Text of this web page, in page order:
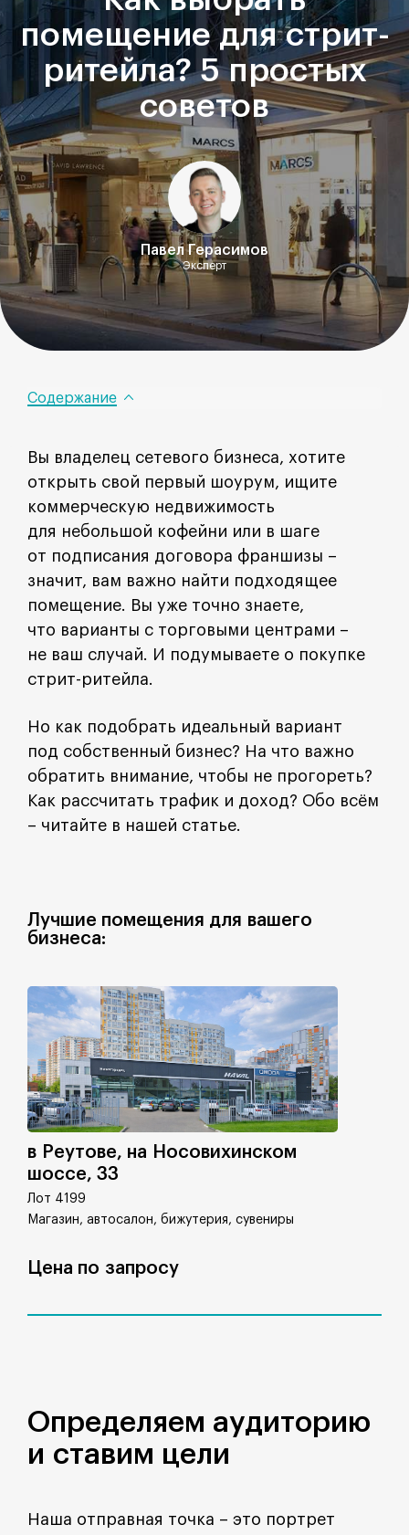
помещение для стрит-
ритейла? 5 простых
советов
Павел Герасимов
Эксперт
Содержание
Вы владелец сетевого бизнеса, хотите
открыть свой первый шоурум, ищите
коммерческую недвижимость
для небольшой кофейни или в шаге
от подписания договора франшизы –
значит, вам важно найти подходящее
помещение. Вы уже точно знаете,
что варианты с торговыми центрами –
не ваш случай. И подумываете о покупке
стрит-ритейла.
Но как подобрать идеальный вариант
под собственный бизнес? На что важно
обратить внимание, чтобы не прогореть?
Как рассчитать трафик и доход? Обо всём
– читайте в нашей статье.
Лучшие помещения для вашего
бизнеса:
в Реутове, на Носовихинском
шоссе, 33
Лот 4199
Магазин, автосалон, бижутерия, сувениры
Цена по запросу
Определяем аудиторию
и ставим цели
Наша отправная точка – это портрет